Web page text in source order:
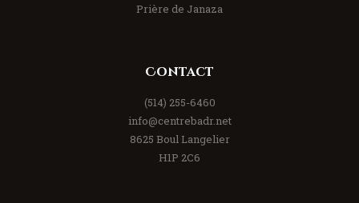
Prière de Janaza
Contact
(514) 255-6460
info@centrebadr.net
8625 Boul Langelier
H1P 2C6